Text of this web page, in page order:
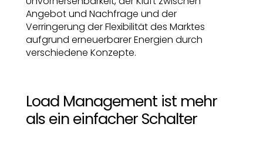
Angebot und Nachfrage und der
Verringerung der Flexibilität des Marktes
aufgrund erneuerbarer Energien durch
verschiedene Konzepte.
Load Management ist mehr
als ein einfacher Schalter